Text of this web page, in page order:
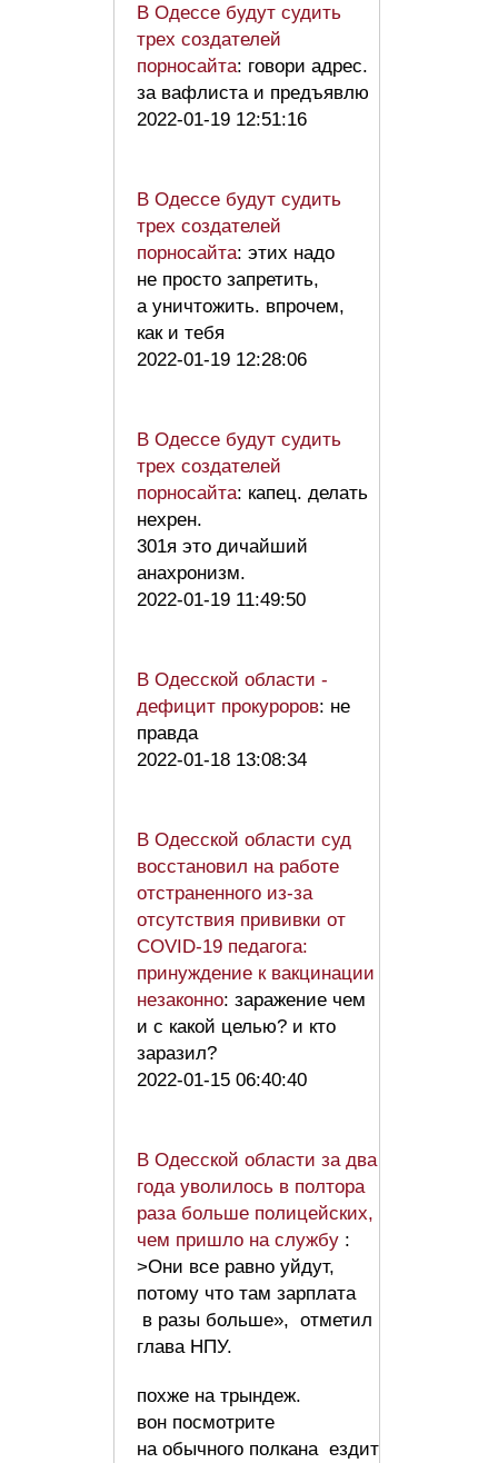
В Одессе будут судить
трех создателей
порносайта: говори адрес.
за вафлиста и предъявлю
2022-01-19 12:51:16
В Одессе будут судить
трех создателей
порносайта: этих надо
не просто запретить,
а уничтожить. впрочем,
как и тебя
2022-01-19 12:28:06
В Одессе будут судить
трех создателей
порносайта: капец. делать
нехрен.
301я это дичайший
анахронизм.
2022-01-19 11:49:50
В Одесской области -
дефицит прокуроров: не
правда
2022-01-18 13:08:34
В Одесской области суд
восстановил на работе
отстраненного из-за
отсутствия прививки от
COVID-19 педагога:
принуждение к вакцинации
незаконно: заражение чем
и с какой целью? и кто
заразил?
2022-01-15 06:40:40
В Одесской области за два
года уволилось в полтора
раза больше полицейских,
чем пришло на службу :
>Они все равно уйдут,
потому что там зарплата
в разы больше», отметил
глава НПУ.
похже на трындеж.
вон посмотрите
на обычного полкана ездит